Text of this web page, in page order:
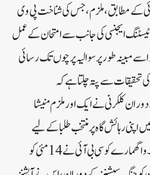
کے مطابق، ملزم، جس کی شناخت پی وی
ٹیسٹنگ ایجنسی کی جانب سے امتحان کے عمل
اسے مبینہ طور پر سوالیہ پرچوں تک رسائی
سے پتہ چلتا ہے کہ
کے دوران کلکرنی نے ایک اور ملزم منیشا
رہائش گاہ پر منتخب طلبا کے لیے
خصوصی کوچنگ کلاسز کا اہتمام کیا۔ واگھمارے کو سی بی آئی نے 14 مئی کو